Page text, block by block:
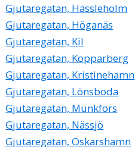
Gjutaregatan, Hässleholm
Gjutaregatan, Höganäs
Gjutaregatan, Kil
Gjutaregatan, Kopparberg
Gjutaregatan, Kristinehamn
Gjutaregatan, Lönsboda
Gjutaregatan, Munkfors
Gjutaregatan, Nässjö
Gjutaregatan, Oskarshamn